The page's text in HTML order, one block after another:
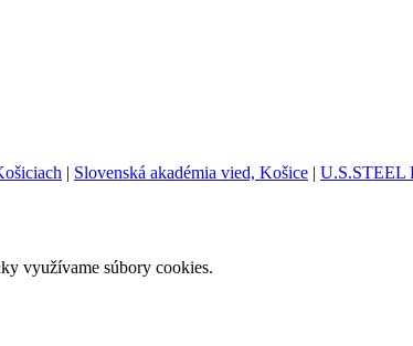
| Slovenská akadémia vied, Košice | U.S.STEEL
využívame súbory cookies.